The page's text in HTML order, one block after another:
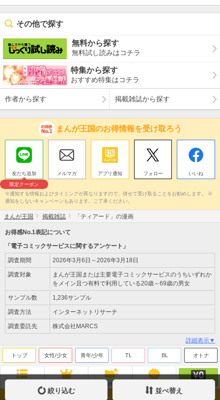
その他で探す
無料から探す
無料試し読みはコチラ
特集から探す
おすすめ特集はコチラ
作者から探す 掲載雑誌から探す
まんが王国のお得情報を受け取ろう
友だち追加
限定クーポン
メルマガ アプリ通知 フォロー いいね
※通知する情報およびタイミングが異なりますので、併せて受け取ることをお勧めします。 ※
通知をしないキャンペーンもあります。ご了承ください。
まんが王国 掲載雑誌 「ティアード」の漫画
絞り込む 並べ替え
お得感No.1表記について
「電子コミックサービスに関するアンケート」
調査期間 2026年3月6日～2026年3月18日
調査対象
まんが王国または主要電子コミックサービスのうちいずれか
をメイン且つ有料で利用している20歳～69歳の男女
サンプル数 1,236サンプル
調査方法 インターネットリサーチ
調査委託先 株式会社MARCS
詳細表示▼
トップ 女性/少女 青年/少年 TL BL オトナ
新刊
Copyright(c)Beaglee Inc. All Rights Reserved.